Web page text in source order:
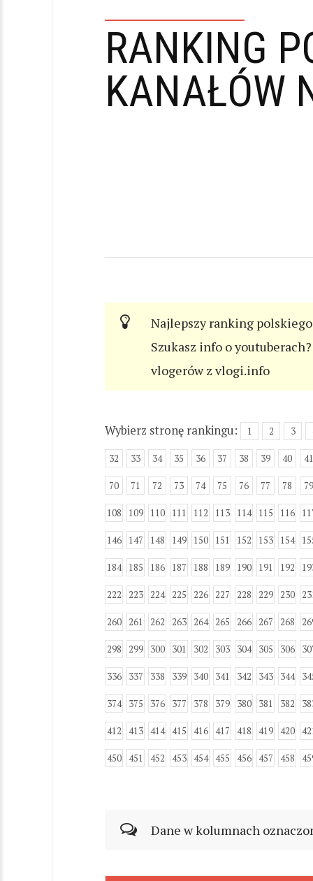
RANKING
KANAŁÓW
Najlepszy ranking
Szukasz info o
vlogerów z vlogi.info
Wybierz stronę rankingu: 1 2 3
32 33 34 35 36 37 38 39 40 41
70 71 72 73 74 75 76 77 78 79
108 109 110 111 112 113 114 115 116
146 147 148 149 150 151 152 153 154
184 185 186 187 188 189 190 191 192
222 223 224 225 226 227 228 229 230
260 261 262 263 264 265 266 267 268
298 299 300 301 302 303 304 305 306
336 337 338 339 340 341 342 343 344
374 375 376 377 378 379 380 381 382
412 413 414 415 416 417 418 419 420
450 451 452 453 454 455 456 457 458
Dane w kolumnach